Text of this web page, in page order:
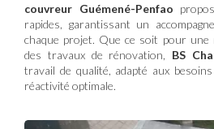
couvreur Guémené-Penfao
rapides, garantissant un
chaque projet. Que ce soit pour
des travaux de rénovation, BS
travail de qualité, adapté aux
réactivité optimale.